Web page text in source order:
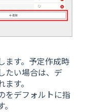
ます。予定作成時
たい場合は、デ
す。
をデフォルトに指